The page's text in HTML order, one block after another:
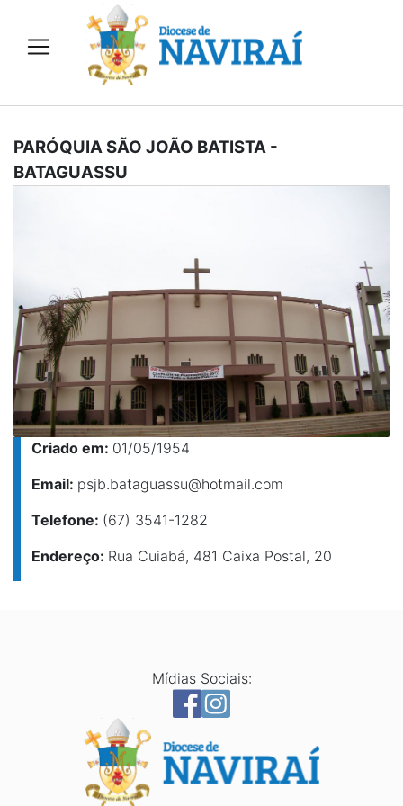
PARÓQUIA SÃO JOÃO BATISTA -
BATAGUASSU
Criado em: 01/05/1954
Email: psjb.bataguassu@hotmail.com
Telefone: (67) 3541-1282
Endereço: Rua Cuiabá, 481 Caixa Postal, 20
Mídias Sociais: